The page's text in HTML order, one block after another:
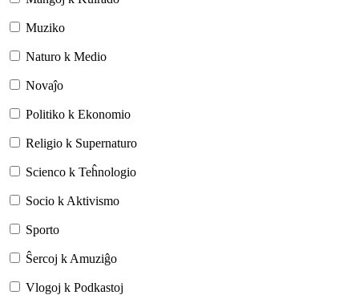
Muziko
Naturo k Medio
Novaĵo
Politiko k Ekonomio
Religio k Supernaturo
Scienco k Teĥnologio
Socio k Aktivismo
Sporto
Ŝercoj k Amuziĝo
Vlogoj k Podkastoj